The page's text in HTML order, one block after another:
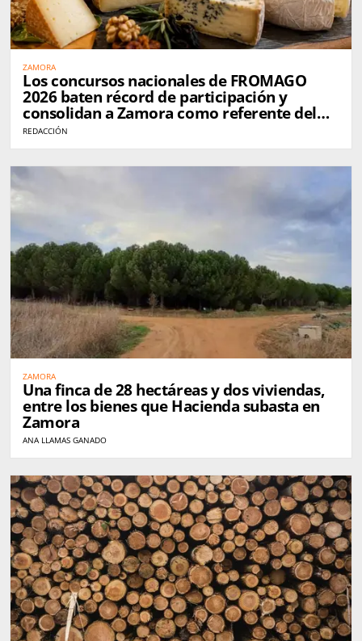
ZAMORA
Los concursos nacionales de FROMAGO
2026 baten récord de participación y
consolidan a Zamora como referente del
queso en España
REDACCIÓN
ZAMORA
Una finca de 28 hectáreas y dos viviendas,
entre los bienes que Hacienda subasta en
Zamora
ANA LLAMAS GANADO